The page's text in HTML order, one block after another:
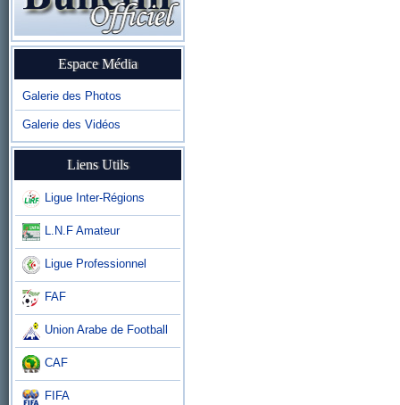
Espace Média
Galerie des Photos
Galerie des Vidéos
Liens Utils
Ligue Inter-Régions
L.N.F Amateur
Ligue Professionnel
FAF
Union Arabe de Football
CAF
FIFA